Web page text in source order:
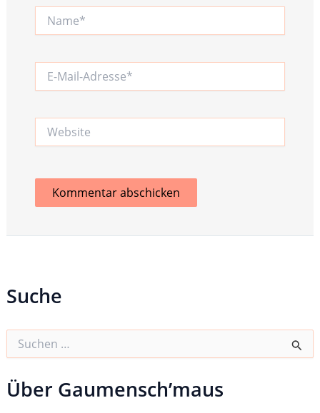
Mail-
Suche
h
e
Über Gaumensch’maus